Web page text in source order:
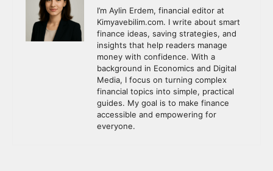
I’m Aylin Erdem, financial editor at
Kimyavebilim.com. I write about smart
finance ideas, saving strategies, and
insights that help readers manage
money with confidence. With a
background in Economics and Digital
Media, I focus on turning complex
financial topics into simple, practical
guides. My goal is to make finance
accessible and empowering for
everyone.